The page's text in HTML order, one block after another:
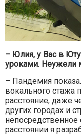
– Юлия, у Вас в
уроками. Неужели
– Пандемия
вокального стажа
расстояние, даже
других городах и
непосредственное
расстоянии я